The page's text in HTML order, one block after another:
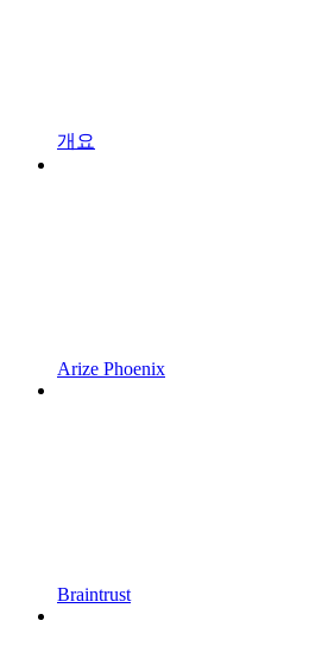
개요
Arize Phoenix
Braintrust